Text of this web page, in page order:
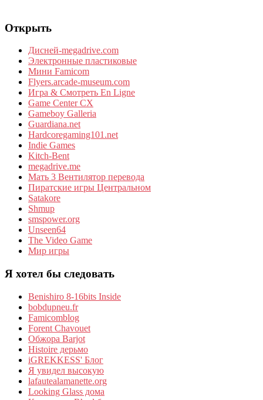
Открыть
Дисней-megadrive.com
Электронные пластиковые
Мини Famicom
Flyers.arcade-museum.com
Игра & Смотреть En Ligne
Game Center CX
Gameboy Galleria
Guardiana.net
Hardcoregaming101.net
Indie Games
Kitch-Bent
megadrive.me
Мать 3 Вентилятор перевода
Пиратские игры Центральном
Satakore
Shmup
smspower.org
Unseen64
The Video Game
Мир игры
Я хотел бы следовать
Benishiro 8-16bits Inside
bobdupneu.fr
Famicomblog
Forent Chavouet
Обжора Barjot
Histoire дерьмо
iGREKKESS' Блог
Я увидел высокую
lafautealamanette.org
Looking Glass дома